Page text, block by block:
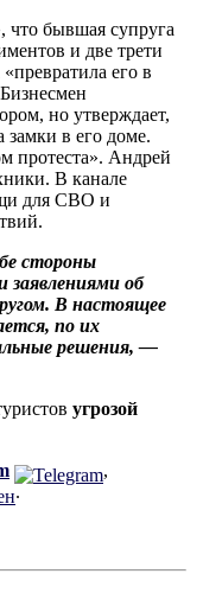
что бывшая супруга
и две трети
его в
но утверждает,
в его доме.
протеста». Андрей
В канале
для СВО и
стороны
заявлениями об
В настоящее
по их
решения, —
угрозой
,
.